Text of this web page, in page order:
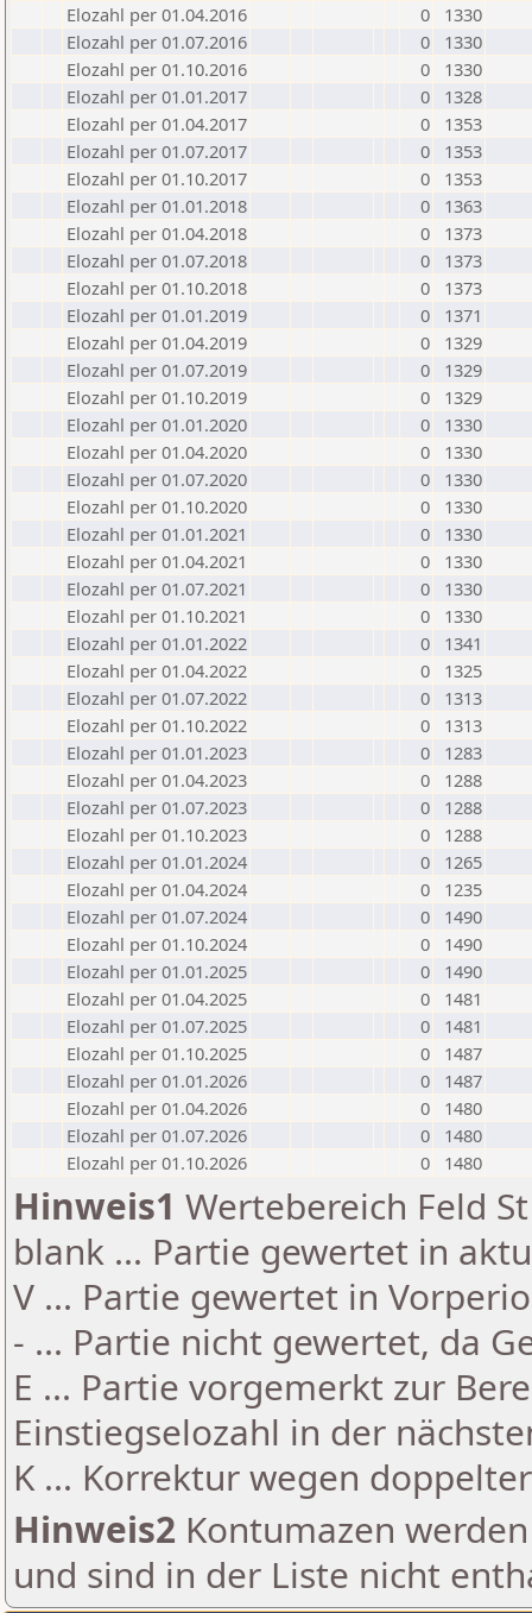
Elozahl per 01.04.2016
0
1330
Elozahl per 01.07.2016
0
1330
Elozahl per 01.10.2016
0
1330
Elozahl per 01.01.2017
0
1328
Elozahl per 01.04.2017
0
1353
Elozahl per 01.07.2017
0
1353
Elozahl per 01.10.2017
0
1353
Elozahl per 01.01.2018
0
1363
Elozahl per 01.04.2018
0
1373
Elozahl per 01.07.2018
0
1373
Elozahl per 01.10.2018
0
1373
Elozahl per 01.01.2019
0
1371
Elozahl per 01.04.2019
0
1329
Elozahl per 01.07.2019
0
1329
Elozahl per 01.10.2019
0
1329
Elozahl per 01.01.2020
0
1330
Elozahl per 01.04.2020
0
1330
Elozahl per 01.07.2020
0
1330
Elozahl per 01.10.2020
0
1330
Elozahl per 01.01.2021
0
1330
Elozahl per 01.04.2021
0
1330
Elozahl per 01.07.2021
0
1330
Elozahl per 01.10.2021
0
1330
Elozahl per 01.01.2022
0
1341
Elozahl per 01.04.2022
0
1325
Elozahl per 01.07.2022
0
1313
Elozahl per 01.10.2022
0
1313
Elozahl per 01.01.2023
0
1283
Elozahl per 01.04.2023
0
1288
Elozahl per 01.07.2023
0
1288
Elozahl per 01.10.2023
0
1288
Elozahl per 01.01.2024
0
1265
Elozahl per 01.04.2024
0
1235
Elozahl per 01.07.2024
0
1490
Elozahl per 01.10.2024
0
1490
Elozahl per 01.01.2025
0
1490
Elozahl per 01.04.2025
0
1481
Elozahl per 01.07.2025
0
1481
Elozahl per 01.10.2025
0
1487
Elozahl per 01.01.2026
0
1487
Elozahl per 01.04.2026
0
1480
Elozahl per 01.07.2026
0
1480
Elozahl per 01.10.2026
0 1480
Hinweis1 Wertebereich Feld
blank ... Partie gewertet in
V ... Partie gewertet in
- ... Partie nicht gewertet, da
E ... Partie vorgemerkt zur
Einstiegselozahl in der
K ... Korrektur wegen
Hinweis2 Kontumazen
und sind in der Liste nicht